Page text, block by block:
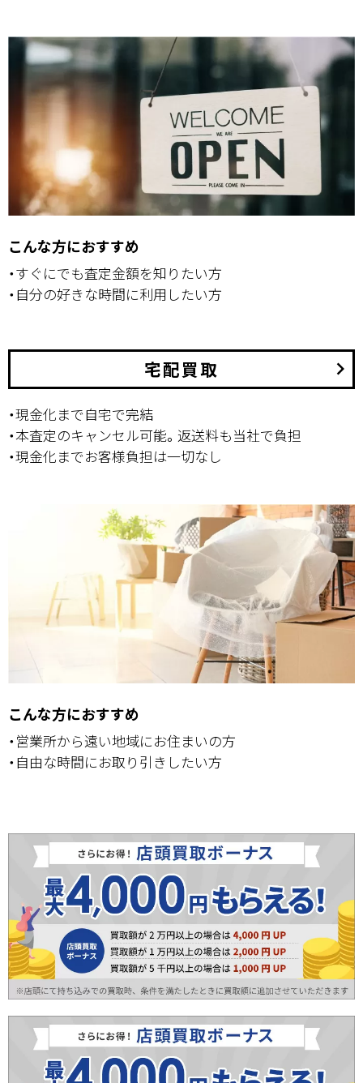
こんな方におすすめ
・すぐにでも査定金額を知りたい方
・自分の好きな時間に利用したい方
宅配買取 keyboard_arrow_right
・現金化まで自宅で完結
・本査定のキャンセル可能。返送料も当社で負担
・現金化までお客様負担は一切なし
こんな方におすすめ
・営業所から遠い地域にお住まいの方
・自由な時間にお取り引きしたい方